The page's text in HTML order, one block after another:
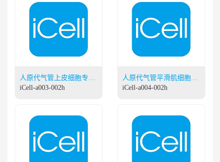
人原代气管上皮细胞专用
培养基
iCell-a003-002h
人原代气管平滑肌细胞专
用培养基
iCell-a004-002h